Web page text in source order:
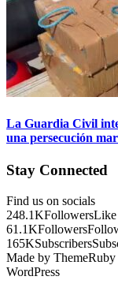
La Guardia Civil
una persecución
Stay Connected
Find us on socials
248.1KFollowersLike
61.1KFollowers
165KSubscribers
Made by
WordPress